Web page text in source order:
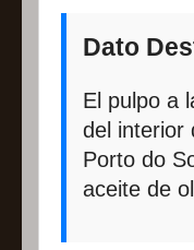
Dato
El pulpo a
del interior
Porto do
aceite de